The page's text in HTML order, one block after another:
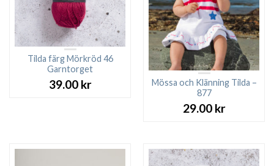
Tilda färg Mörkröd 46
Garntorget
39.00 kr
Mössa och Klänning Tilda –
877
29.00 kr